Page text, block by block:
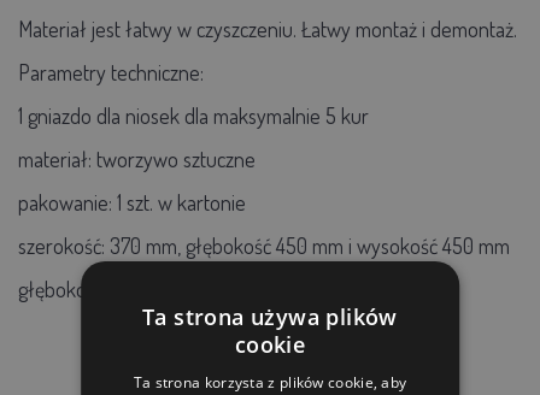
Materiał jest łatwy w czyszczeniu. Łatwy montaż i demontaż.
Parametry techniczne:
1 gniazdo dla niosek dla maksymalnie 5 kur
materiał: tworzywo sztuczne
pakowanie: 1 szt. w kartonie
szerokość: 370 mm, głębokość 450 mm i wysokość 450 mm
głębokość kosza 160 mm
Ta strona używa plików
cookie
Ta strona korzysta z plików cookie, aby